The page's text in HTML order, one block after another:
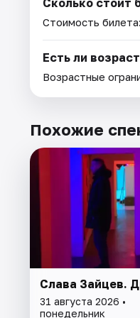
Стоимость
Есть ли
Возрастные
Похожие
Слава Зайцев.
31 августа 2026 •
понедельник